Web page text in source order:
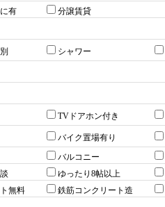
有
分譲賃貸
シャワー
TVドアホン付き
バイク置場有り
バルコニー
ゆったり8帖以上
無料
鉄筋コンクリート造